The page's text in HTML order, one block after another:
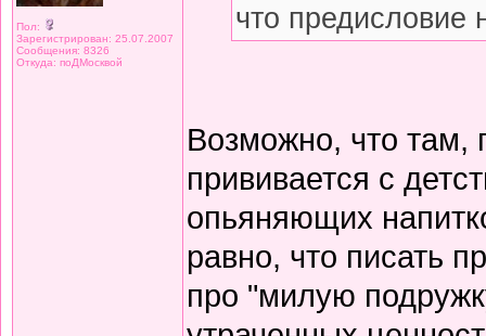
Пол:
Зарегистрирован: 25.07.2007
Сообщения: 8326
Откуда: поДМосквой
что предисловие
Возможно, что там,
прививается с
опьяняющих
равно, что писать
про "милую